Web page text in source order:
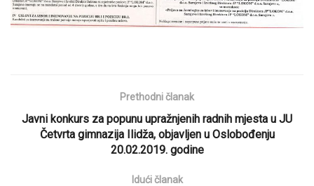
Prethodni članak
Javni konkurs za popunu upražnjenih radnih mjesta u JU
Četvrta gimnazija Ilidža, objavljen u Oslobođenju
20.02.2019. godine
Idući članak